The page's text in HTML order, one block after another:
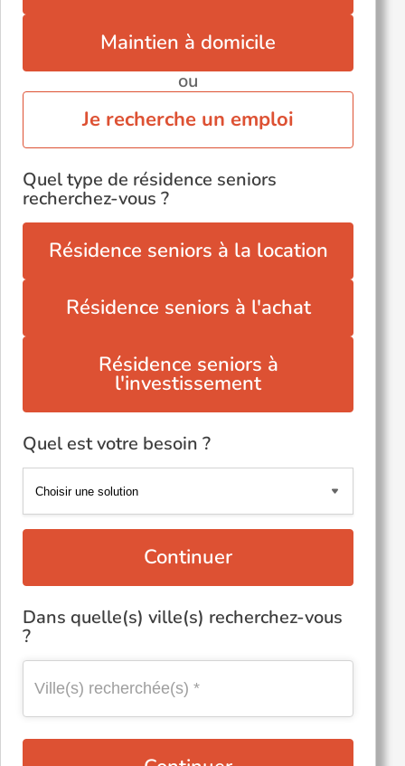
Maintien à domicile
ou
Je recherche un emploi
Quel type de résidence seniors
recherchez-vous ?
Résidence seniors à la location
Résidence seniors à l'achat
Résidence seniors à
l'investissement
Quel est votre besoin ?
Continuer
Dans quelle(s) ville(s) recherchez-vous
?